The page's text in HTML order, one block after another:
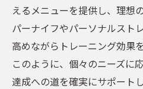
えるメニューを提供し、理想
パーナイフやパーソナルスト
高めながらトレーニング効果
このように、個々のニーズに
達成への道を確実にサポートし